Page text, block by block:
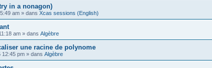
in a nonagon)
am » dans Xcas sessions (English)
am » dans Algèbre
une racine de polynome
12:45 pm » dans Algèbre